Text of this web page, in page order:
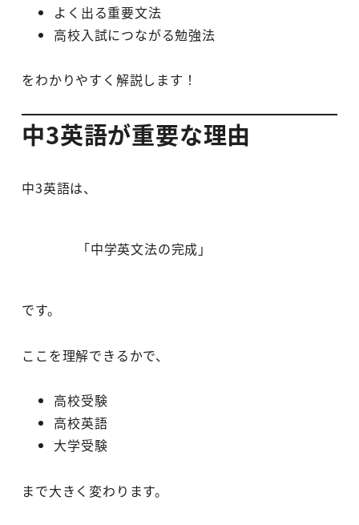
よく出る重要文法
高校入試につながる勉強法
をわかりやすく解説します！
中3英語が重要な理由
中3英語は、
「中学英文法の完成」
です。
ここを理解できるかで、
高校受験
高校英語
大学受験
まで大きく変わります。